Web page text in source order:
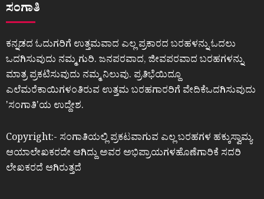
ಸಂಗಾತಿ
ಕನ್ನಡದ ಓದುಗರಿಗೆ ಉತ್ತಮವಾದ ಎಲ್ಲ ಪ್ರಕಾರದ ಬರಹಳನ್ನು ಓದಲು
ಒದಗಿಸುವುದು ನಮ್ಮ ಗುರಿ. ಜನಪರವಾದ, ಜೀವಪರವಾದ ಬರಹಗಳನ್ನು
ಮಾತ್ರ ಪ್ರಕಟಿಸುವುದು ನಮ್ಮ ನಿಲುವು. ಪ್ರತಿಭೆಯಿದ್ದೂ
ಎಲೆಮರೆಕಾಯಿಗಳಂತಿರುವ ಉತ್ತಮ ಬರಹಗಾರರಿಗೆ ವೇದಿಕೆಒದಗಿಸುವುದು
ʼಸಂಗಾತಿʼಯ ಉದ್ದೇಶ.
Copyright:- ಸಂಗಾತಿಯಲ್ಲಿ ಪ್ರಕಟವಾಗುವ ಎಲ್ಲ ಬರಹಗಳ ಹಕ್ಕುಸ್ವಾಮ್ಯ
ಆಯಾಲೇಖಕರದೇ ಆಗಿದ್ದು ಅವರ ಅಭಿಪ್ರಾಯಗಳಹೊಣೆಗಾರಿಕೆ ಸದರಿ
ಲೇಖಕರದೆ ಆಗಿರುತ್ತದೆ